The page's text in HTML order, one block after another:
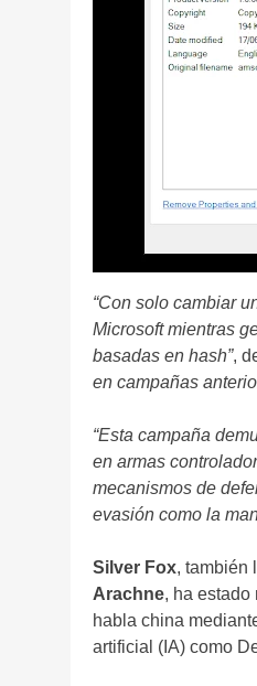
“Con solo cambiar
Microsoft mientras
basadas en hash”,
en campañas
“Esta campaña
en armas
mecanismos de
evasión como la
Silver Fox, también
Arachne, ha
habla china
artificial (IA) como